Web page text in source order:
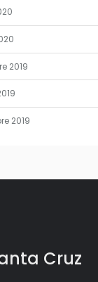
2019
2019
Cruz